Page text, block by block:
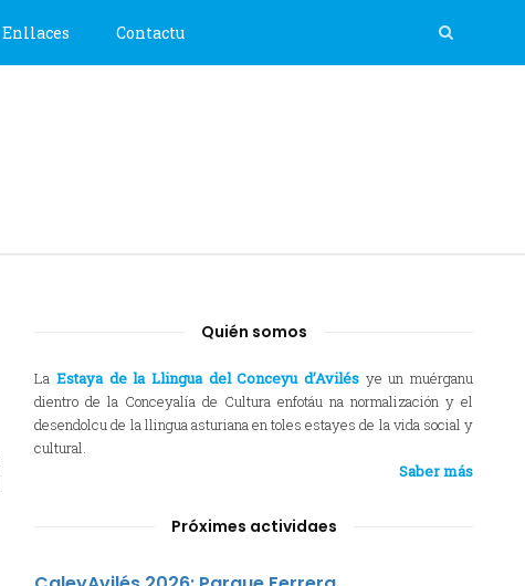
Enllaces Contactu
Quién somos
La Estaya de la Llingua del Conceyu d’Avilés ye un muérganu
dientro de la Conceyalía de Cultura enfotáu na normalización y el
desendolcu de la llingua asturiana en toles estayes de la vida social y
cultural.
Saber más
Próximes actividaes